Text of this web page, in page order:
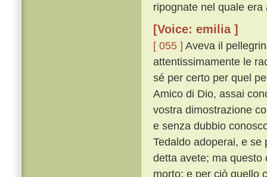
ripognate nel quale
[Voice: emilia ]
[ 055 ] Aveva il
attentissimamente le
sé per certo per quel
Amico di Dio, assai
vostra dimostrazione
e senza dubbio
Tedaldo adoperai, e
detta avete; ma questo
morto; e per ciò quello